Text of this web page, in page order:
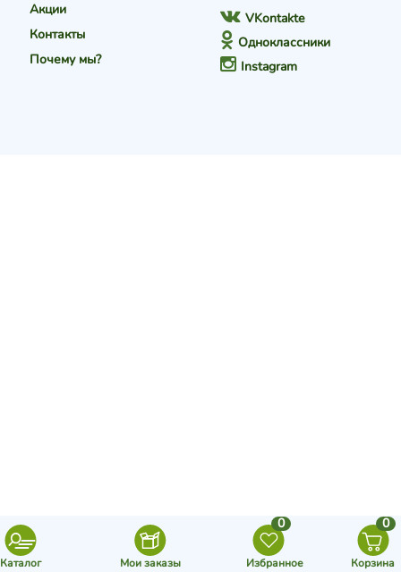
Акции
Контакты
Почему мы?
VKontakte
Одноклассники
Instagram
Каталог Мои заказы
0
Избранное
0
Корзина